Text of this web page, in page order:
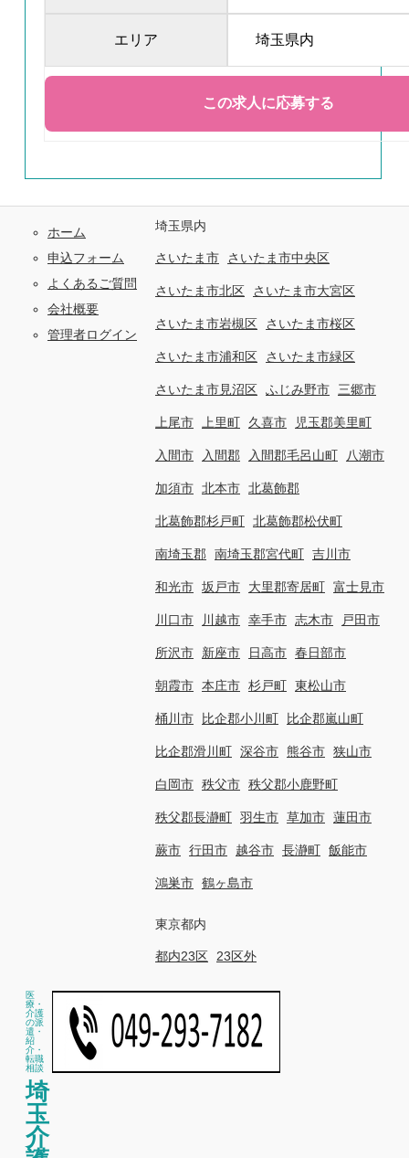
エリア 埼玉県内
ホーム
申込フォーム
よくあるご質問
会社概要
管理者ログイン
埼玉県内
さいたま市 さいたま市中央区
さいたま市北区 さいたま市大宮区
さいたま市岩槻区 さいたま市桜区
さいたま市浦和区 さいたま市緑区
さいたま市見沼区 ふじみ野市 三郷市
上尾市 上里町 久喜市 児玉郡美里町
入間市 入間郡 入間郡毛呂山町 八潮市
加須市 北本市 北葛飾郡
北葛飾郡杉戸町 北葛飾郡松伏町
南埼玉郡 南埼玉郡宮代町 吉川市
和光市 坂戸市 大里郡寄居町 富士見市
川口市 川越市 幸手市 志木市 戸田市
所沢市 新座市 日高市 春日部市
朝霞市 本庄市 杉戸町 東松山市
桶川市 比企郡小川町 比企郡嵐山町
比企郡滑川町 深谷市 熊谷市 狭山市
白岡市 秩父市 秩父郡小鹿野町
秩父郡長瀞町 羽生市 草加市 蓮田市
蕨市 行田市 越谷市 長瀞町 飯能市
鴻巣市 鶴ヶ島市
東京都内
都内23区 23区外
医
療・
介護
の派
遣・
紹
介・
転職
相談
埼
玉
介